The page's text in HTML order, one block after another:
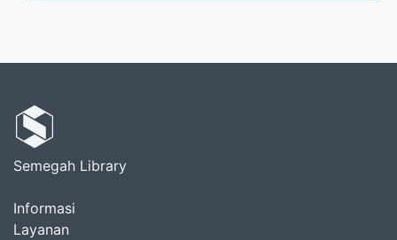
Semegah Library
Informasi
Layanan